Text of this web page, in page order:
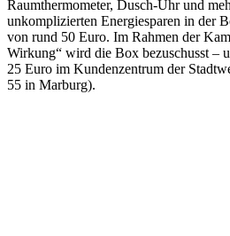
Raumthermometer, Dusch-Uhr und
unkomplizierten Energiesparen in der
von rund 50 Euro. Im Rahmen der
Wirkung“ wird die Box bezuschusst –
25 Euro im Kundenzentrum der
55 in Marburg).